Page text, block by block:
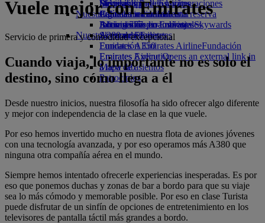
Bebidas
Nuestra flota
Boeing 777
A380 de Emirates
Emirates A350
Emirates Executive
Mapa de asientos
Diversión para los niños
Juguetes infantiles
Actividades para niños
Sostenibilidad en las operaciones
Política medioambiental
Informes medioambientales
Nuestras comunidades
Fundación Emirates AirlineFundación
Emirates Airline Opens an external link in
a new tab
Patrocinios
Skywards Rail
Calculadora de millas
Inicie sesión en Emirates Skywards
Skywards+
Móvil y app de Emirates
Cancelar o cambiar una reserva
Alteraciones en los viajes
Acerca de Emirates
Vuele mejor con Emirates
Servicio de primera y comodidad excepcional
Cuando viaja, lo importante no es solo el
destino, sino cómo llega a él
Desde nuestro inicios, nuestra filosofía ha sido ofrecer algo diferente
y mejor con independencia de la clase en la que vuele.
Por eso hemos invertido mucho en nuestra flota de aviones jóvenes
con una tecnología avanzada, y por eso operamos más A380 que
ninguna otra compañía aérea en el mundo.
Siempre hemos intentado ofrecerle experiencias inesperadas. Es por
eso que ponemos duchas y zonas de bar a bordo para que su viaje
sea lo más cómodo y memorable posible. Por eso en clase Turista
puede disfrutar de un sinfín de opciones de entretenimiento en los
televisores de pantalla táctil más grandes a bordo.